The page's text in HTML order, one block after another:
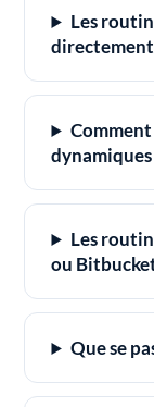
Les
directement
Les
ou
Que se